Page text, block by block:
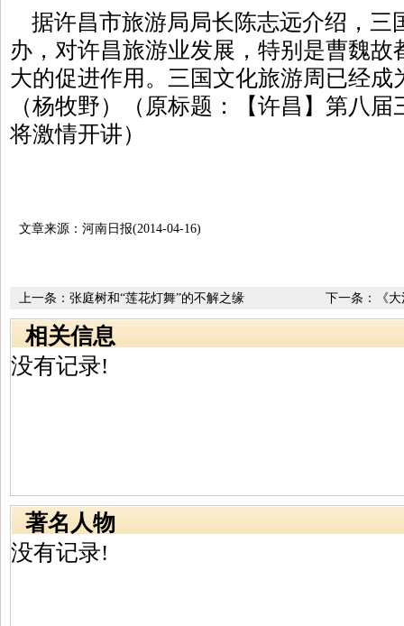
据许昌市旅游局局长陈志远介绍，三
办，对许昌旅游业发展，特别是曹魏
大的促进作用。三国文化旅游周已经成
（杨牧野）（原标题：【许昌】第八
将激情开讲）
文章来源：河南日报(2014-04-16)
下一条： 《
上一条： 张庭树和“莲花灯舞”的不解之缘
相关信息
没有记录!
著名人物
没有记录!